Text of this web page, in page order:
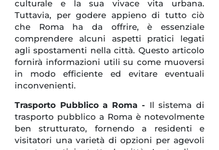
culturale e la sua vivace vita urbana.
Tuttavia, per godere appieno di tutto ciò
che Roma ha da offrire, è essenziale
comprendere alcuni aspetti pratici legati
agli spostamenti nella città. Questo articolo
fornirà informazioni utili su come muoversi
in modo efficiente ed evitare eventuali
inconvenienti.
Trasporto Pubblico a Roma - Il sistema di
trasporto pubblico a Roma è notevolmente
ben strutturato, fornendo a residenti e
visitatori una varietà di opzioni per agevoli